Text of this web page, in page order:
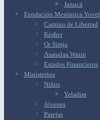
Janucá
Fundación Mesiánica Yovel
Camino de Libertad
Kesher
Or Simja
Asanalaa Waiin
Estados Financieros
Ministerios
Niños
Yeladim
Jóvenes
Parejas